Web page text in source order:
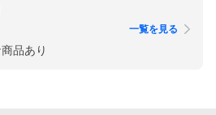
品あり
一覧を見る